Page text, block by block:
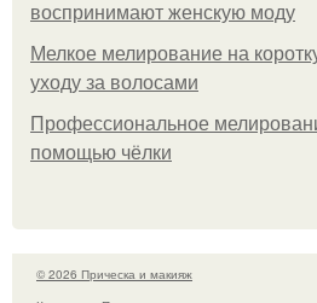
воспринимают женскую моду
Мелкое мелирование на
уходу за волосами
Профессиональное
помощью чёлки
© 2026 Прическа и макияж